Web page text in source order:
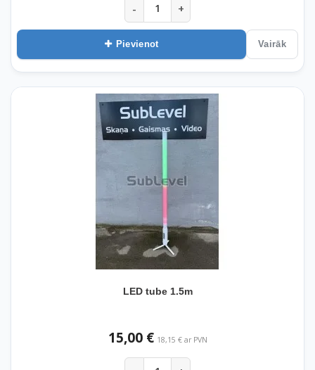
- +
Pievienot Vairāk
LED tube 1.5m
15,00 € 18,15 € ar PVN